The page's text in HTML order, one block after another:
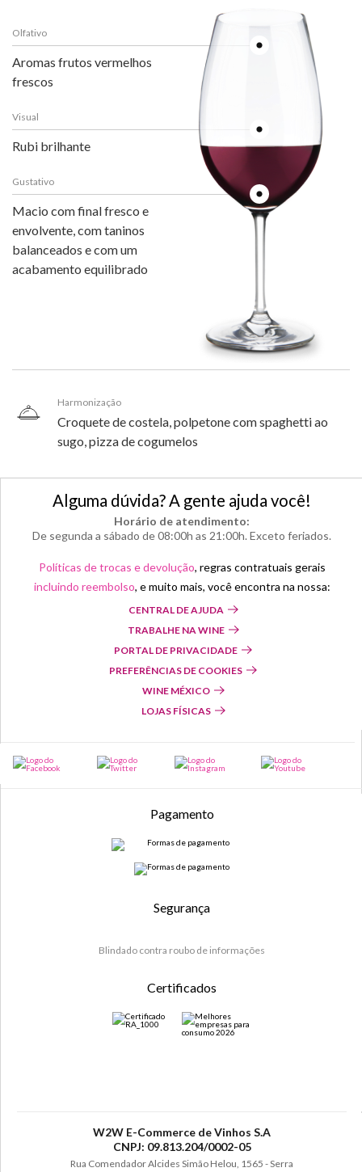
Olfativo
Aromas frutos vermelhos
frescos
Visual
Rubi brilhante
Gustativo
Macio com final fresco e
envolvente, com taninos
balanceados e com um
acabamento equilibrado
Harmonização
Croquete de costela, polpetone com spaghetti ao
sugo, pizza de cogumelos
Alguma dúvida? A gente ajuda você!
Horário de atendimento:
De segunda a sábado de 08:00h as 21:00h. Exceto feriados.
Políticas de trocas e devolução, regras contratuais gerais
incluindo reembolso, e muito mais, você encontra na nossa:
CENTRAL DE AJUDA
TRABALHE NA WINE
PORTAL DE PRIVACIDADE
PREFERÊNCIAS DE COOKIES
WINE MÉXICO
LOJAS FÍSICAS
Pagamento
Segurança
Blindado contra roubo de informações
Certificados
W2W E-Commerce de Vinhos S.A
CNPJ: 09.813.204/0002-05
Rua Comendador Alcides Simão Helou, 1565 - Serra